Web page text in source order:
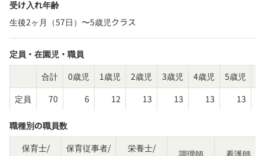
受け入れ年齢
生後2ヶ月（57日）〜5歳児クラス
定員・在園児・職員
合計
0歳児 1歳児 2歳児 3歳児 4歳児 5歳児
定員
70 6 12 13 13 13 13
職種別の職員数
保育士/
保育従事者/
栄養士/
調理師 看護師